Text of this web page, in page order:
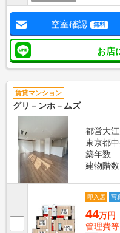
空室確認 無料
お店
賃貸マンション
グリ－ンホ－ムズ
都営大
東京都
築年数
建物階数
即入居 写
44万円
管理費